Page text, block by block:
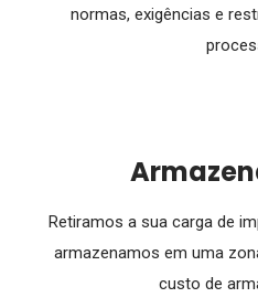
normas, exigências e
Retiramos a sua carga de
armazenamos em uma
custo de